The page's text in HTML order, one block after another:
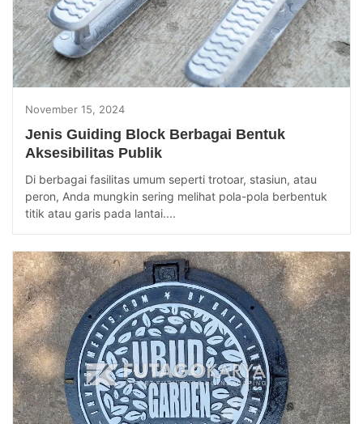
November 15, 2024
Jenis Guiding Block Berbagai Bentuk
Aksesibilitas Publik
Di berbagai fasilitas umum seperti trotoar, stasiun, atau
peron, Anda mungkin sering melihat pola-pola berbentuk
titik atau garis pada lantai....